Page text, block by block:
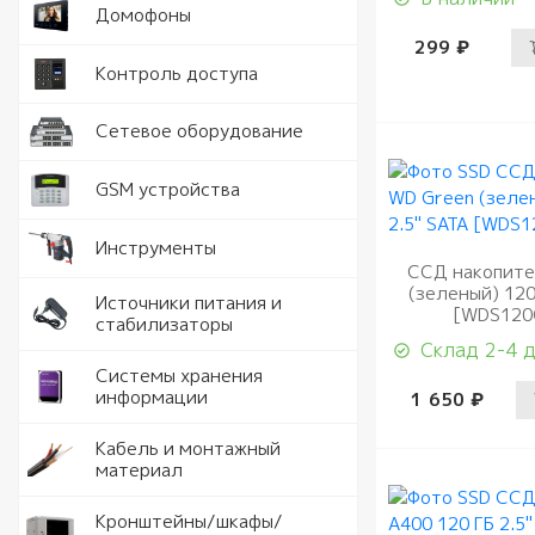
Разъемы
Домофоны
Модули
Контроль доступа
Кнопки
Сетевое оборудование
Точки
Антенны
РоЕ
GSM устройства
Инструменты
Ручной
Тестеры
Источники питания и
стабилизаторы
питания
питания
Системы хранения
информации
Карты
Кабель и монтажный
материал
Кабель
Кронштейны/шкафы/
299 ₽
ССД
(зеленый)
Склад 2-4
1 650 ₽